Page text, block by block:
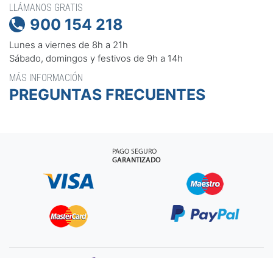
LLÁMANOS GRATIS
 900 154 218
Lunes a viernes de 8h a 21h
Sábado, domingos y festivos de 9h a 14h
MÁS INFORMACIÓN
PREGUNTAS FRECUENTES